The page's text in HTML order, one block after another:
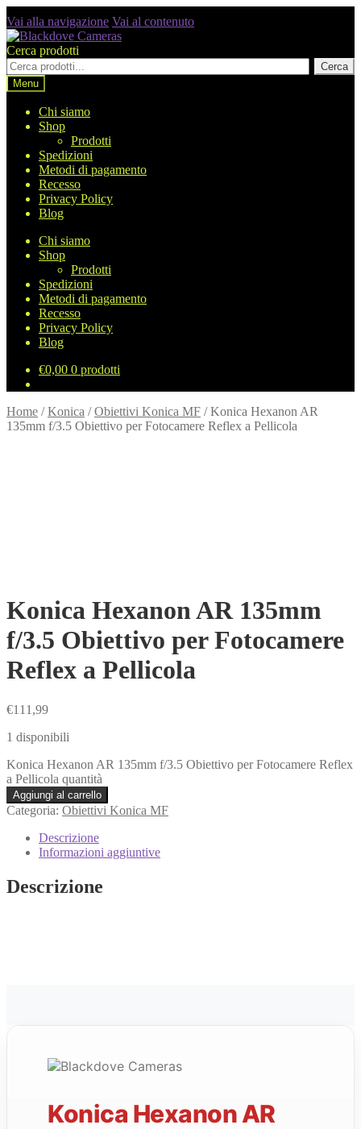
Vai alla navigazione Vai al contenuto
Cerca prodotti
Cerca
Menu
Chi siamo
Shop
Prodotti
Spedizioni
Metodi di pagamento
Recesso
Privacy Policy
Blog
Chi siamo
Shop
Prodotti
Spedizioni
Metodi di pagamento
Recesso
Privacy Policy
Blog
€0,00 0 prodotti
Home /Konica /Obiettivi Konica MF /Konica Hexanon AR
135mm f/3.5 Obiettivo per Fotocamere Reflex a Pellicola
Konica Hexanon AR 135mm
f/3.5 Obiettivo per Fotocamere
Reflex a Pellicola
€111,99
1 disponibili
Konica Hexanon AR 135mm f/3.5 Obiettivo per Fotocamere Reflex
a Pellicola quantità
Aggiungi al carrello
Categoria: Obiettivi Konica MF
Descrizione
Informazioni aggiuntive
Descrizione
Konica Hexanon AR